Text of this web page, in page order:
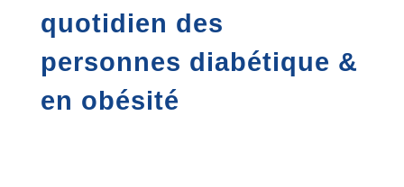
quotidien des
personnes diabétique &
en obésité